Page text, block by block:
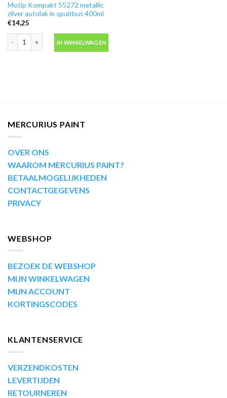
Motip Kompakt 55272 metallic
zilver autolak in spuitbus 400ml
€14,25
IN WINKELWAGEN
MERCURIUS PAINT
OVER ONS
WAAROM MERCURIUS PAINT?
BETAALMOGELIJKHEDEN
CONTACTGEGEVENS
PRIVACY
WEBSHOP
BEZOEK DE WEBSHOP
MIJN WINKELWAGEN
MIJN ACCOUNT
KORTINGSCODES
KLANTENSERVICE
VERZENDKOSTEN
LEVERTIJDEN
RETOURNEREN